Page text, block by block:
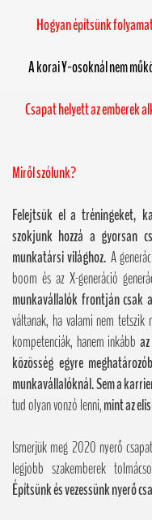
Hogyan építsünk
A korai Y-osoknál nem
Csapat helyett az emberek
Miről szólunk?
Felejtsük el a tréningeket,
szokjunk hozzá a gyorsan
munkatársi világhoz. A
boom és az X-generáció
munkavállalók frontján csak
váltanak, ha valami nem tetszik
kompetenciák, hanem inkább
közösség egyre
munkavállalóknál. Sem a
tud olyan vonzó lenni,mint az
Ismerjük meg 2020 nyerő
legjobb szakemberek
Építsünk és vezessünk nyerő